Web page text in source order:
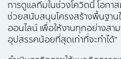
การดูแลทีมในช่วงโควิดนี้ โอกา
ช่วยสนับสนุนโครงสร้างพื้นฐาน
ออนไลน์ เพื่อให้งานทุกอย่างสาม
อุปสรรคน้อยที่สุดเท่าที่จะทำได้”